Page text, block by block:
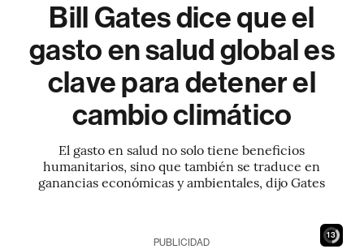
Bill Gates dice que el
gasto en salud global es
clave para detener el
cambio climático
El gasto en salud no solo tiene beneficios
humanitarios, sino que también se traduce en
ganancias económicas y ambientales, dijo Gates
12
PUBLICIDAD